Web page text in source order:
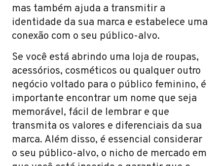
mas também ajuda a transmitir a
identidade da sua marca e estabelece uma
conexão com o seu público-alvo.
Se você está abrindo uma loja de roupas,
acessórios, cosméticos ou qualquer outro
negócio voltado para o público feminino, é
importante encontrar um nome que seja
memorável, fácil de lembrar e que
transmita os valores e diferenciais da sua
marca. Além disso, é essencial considerar
o seu público-alvo, o nicho de mercado em